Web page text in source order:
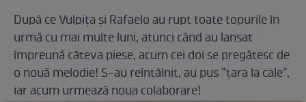
După ce Vulpița și Rafaelo au rupt toate topurile în
urmă cu mai multe luni, atunci când au lansat
împreună câteva piese, acum cei doi se pregătesc de
o nouă melodie! S-au reîntâlnit, au pus ”țara la cale”,
iar acum urmează noua colaborare!